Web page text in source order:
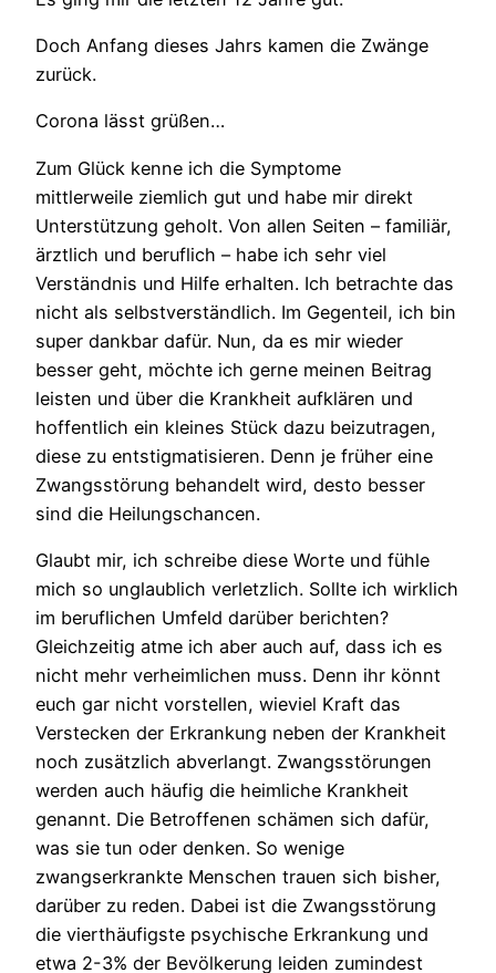
Doch Anfang dieses Jahrs kamen die Zwänge
zurück.
Corona lässt grüßen…
Zum Glück kenne ich die Symptome
mittlerweile ziemlich gut und habe mir direkt
Unterstützung geholt. Von allen Seiten – familiär,
ärztlich und beruflich – habe ich sehr viel
Verständnis und Hilfe erhalten. Ich betrachte das
nicht als selbstverständlich. Im Gegenteil, ich bin
super dankbar dafür. Nun, da es mir wieder
besser geht, möchte ich gerne meinen Beitrag
leisten und über die Krankheit aufklären und
hoffentlich ein kleines Stück dazu beizutragen,
diese zu entstigmatisieren. Denn je früher eine
Zwangsstörung behandelt wird, desto besser
sind die Heilungschancen.
Glaubt mir, ich schreibe diese Worte und fühle
mich so unglaublich verletzlich. Sollte ich wirklich
im beruflichen Umfeld darüber berichten?
Gleichzeitig atme ich aber auch auf, dass ich es
nicht mehr verheimlichen muss. Denn ihr könnt
euch gar nicht vorstellen, wieviel Kraft das
Verstecken der Erkrankung neben der Krankheit
noch zusätzlich abverlangt. Zwangsstörungen
werden auch häufig die heimliche Krankheit
genannt. Die Betroffenen schämen sich dafür,
was sie tun oder denken. So wenige
zwangserkrankte Menschen trauen sich bisher,
darüber zu reden. Dabei ist die Zwangsstörung
die vierthäufigste psychische Erkrankung und
etwa 2-3% der Bevölkerung leiden zumindest